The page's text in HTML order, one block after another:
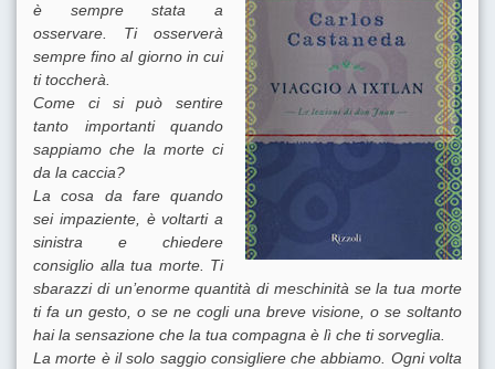
è sempre stata a
osservare. Ti osserverà
sempre fino al giorno in cui
ti toccherà.
Come ci si può sentire
tanto importanti quando
sappiamo che la morte ci
da la caccia?
La cosa da fare quando
sei impaziente, è voltarti a
sinistra e chiedere
consiglio alla tua morte. Ti
sbarazzi di un’enorme quantità di meschinità se la tua morte
ti fa un gesto, o se ne cogli una breve visione, o se soltanto
hai la sensazione che la tua compagna è lì che ti sorveglia.
La morte è il solo saggio consigliere che abbiamo. Ogni volta